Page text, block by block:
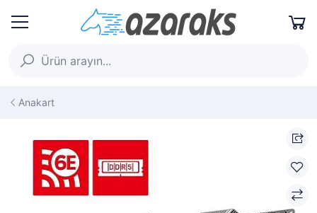
Anakart